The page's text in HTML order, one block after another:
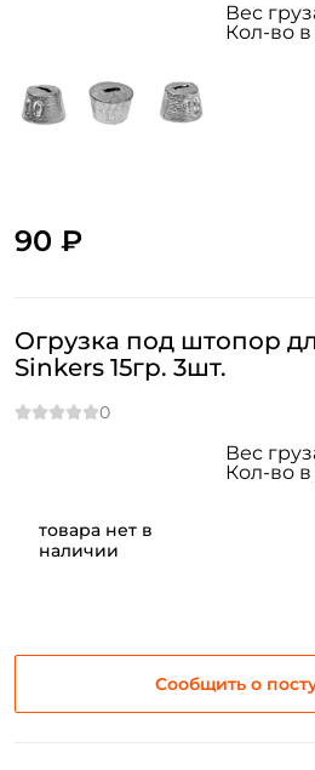
90 ₽
Вес
Кол-во в
товара нет в
наличии
Огрузка под штопор
Sinkers 15гр. 3шт.
Сообщить о
Вес
Кол-во в